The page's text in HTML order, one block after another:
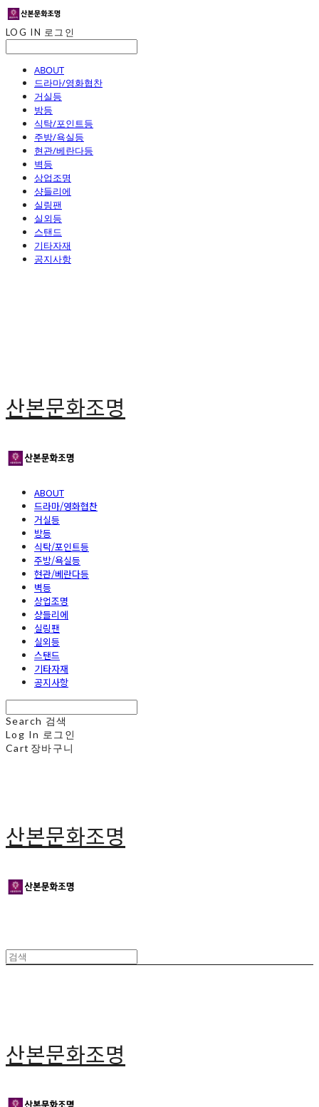
LOG IN 로그인
ABOUT
드라마/영화협찬
거실등
방등
식탁/포인트등
주방/욕실등
현관/베란다등
벽등
상업조명
샹들리에
실링팬
실외등
스탠드
기타자재
공지사항
산본문화조명
ABOUT
드라마/영화협찬
거실등
방등
식탁/포인트등
주방/욕실등
현관/베란다등
벽등
상업조명
샹들리에
실링팬
실외등
스탠드
기타자재
공지사항
Search 검색
Log In 로그인
Cart 장바구니
산본문화조명
산본문화조명